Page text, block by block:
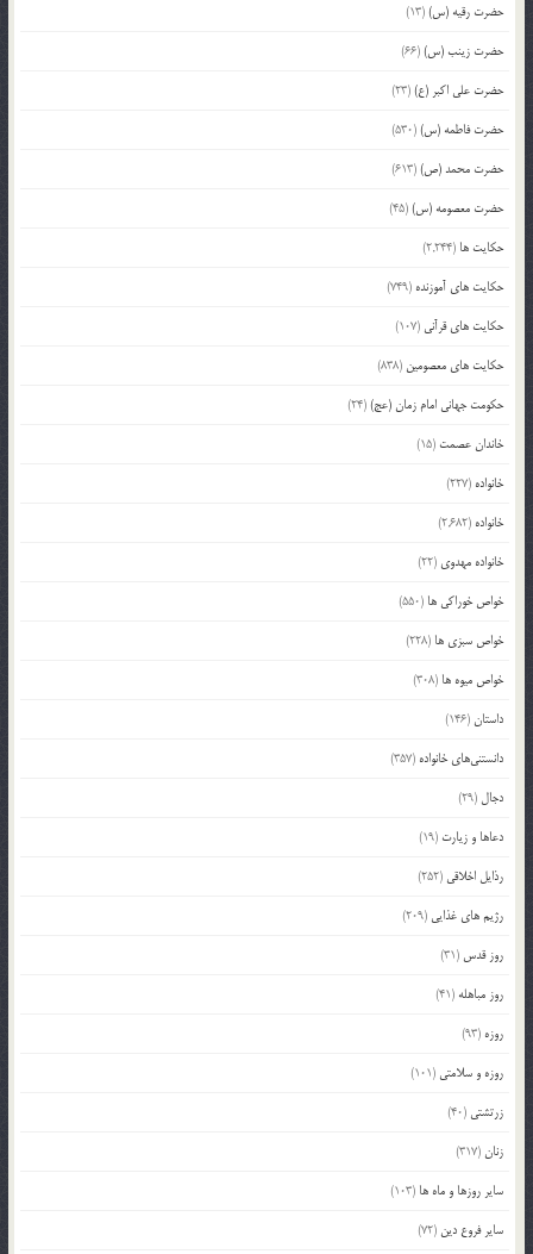
حضرت رقیه (س)(13)
حضرت زینب (س)(66)
حضرت علی اکبر (ع)(23)
حضرت فاطمه (س)(530)
حضرت محمد (ص)(613)
حضرت معصومه (س)(45)
حکایت ها (2,244)
حکایت های آموزنده (749)
حکایت های قرآنی (107)
حکایت های معصومین (838)
حکومت جهانی امام زمان (عج)(24)
خاندان عصمت (15)
خانواده (227)
خانواده (2,682)
خانواده مهدوی (22)
خواص خوراکی ها (550)
خواص سبزی ها (228)
خواص میوه ها (308)
داستان(146)
دانستنی‌های خانواده (357)
دجال (29)
دعاها و زیارت (19)
رذایل اخلاقی (252)
رژیم های غذایی (209)
روز قدس (31)
روز مباهله (41)
روزه (93)
روزه و سلامتی (101)
زرتشتی (40)
زنان(317)
سایر روزها و ماه ها (103)
سایر فروع دین (72)